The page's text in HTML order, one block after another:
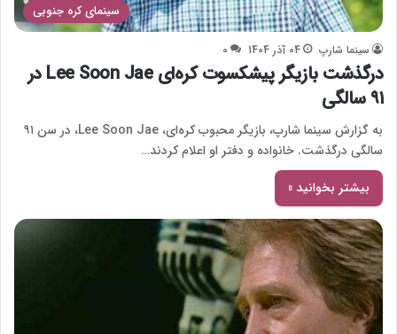
سینمای کره جنوبی
سینما شارپ 04 آذر 1404 0
درگذشت بازیگر پیشکسوت کره‌ای Lee Soon Jae در
۹۱ سالگی
به گزارش سینما شارپ، بازیگر محبوب کره‌ای، Lee Soon Jae، در سن ۹۱
سالگی درگذشت. خانواده و دفتر او اعلام کردند…
بیشتر بخوانید »